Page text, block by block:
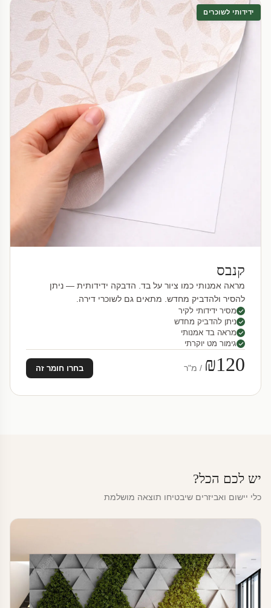
ידידותי לשוכרים
קנבס
מראה אמנותי כמו ציור על בד. הדבקה ידידותית — ניתן
להסיר ולהדביק מחדש. מתאים גם לשוכרי דירה.
מסיר ידידותי לקיר
ניתן להדביק מחדש
מראה בד אמנותי
גימור מט יוקרתי
₪120 / מ"ר בחרו חומר זה
יש לכם הכל?
כלי יישום ואביזרים שיבטיחו תוצאה מושלמת